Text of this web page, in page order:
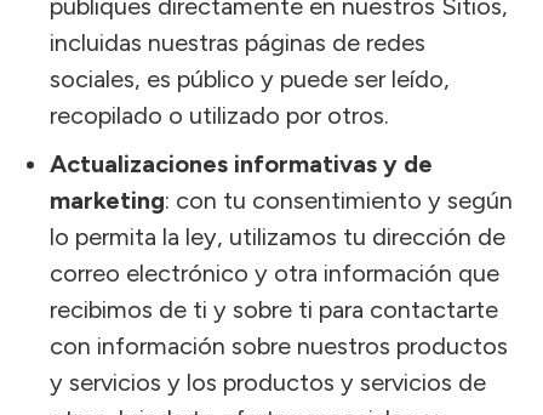
publiques directamente en nuestros Sitios,
incluidas nuestras páginas de redes
sociales, es público y puede ser leído,
recopilado o utilizado por otros.
Actualizaciones informativas y de
marketing: con tu consentimiento y según
lo permita la ley, utilizamos tu dirección de
correo electrónico y otra información que
recibimos de ti y sobre ti para contactarte
con información sobre nuestros productos
y servicios y los productos y servicios de